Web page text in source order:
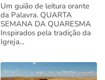
Um guião de leitura orante
da Palavra. QUARTA
SEMANA DA QUARESMA
Inspirados pela tradição da
Igreja...